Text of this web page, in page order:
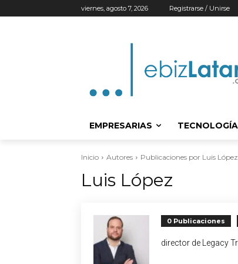
viernes, agosto 7, 2026 Registrarse / Unirse
EMPRESARIAS TECNOLOGÍA
Inicio Autores Publicaciones por Luis López
Luis López
0 Publicaciones
director de Legacy